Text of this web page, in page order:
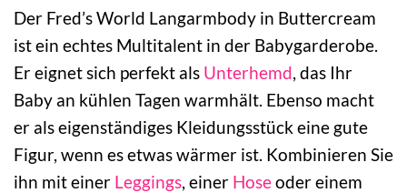
Der Fred’s World Langarmbody in Buttercream
ist ein echtes Multitalent in der Babygarderobe.
Er eignet sich perfekt als Unterhemd , das Ihr
Baby an kühlen Tagen warmhält. Ebenso macht
er als eigenständiges Kleidungsstück eine gute
Figur, wenn es etwas wärmer ist. Kombinieren Sie
ihn mit einer Leggings , einer Hoseoder einem